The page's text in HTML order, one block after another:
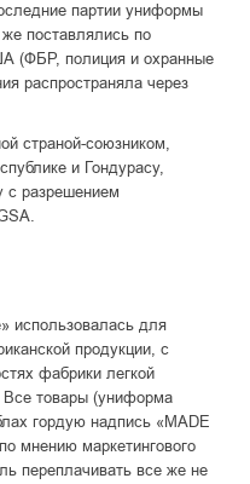
партии униформы
поставлялись по
(ФБР, полиция и охранные
распространяла через
страной-союзником,
и Гондурасу,
с разрешением
использовалась для
продукции, с
фабрики легкой
товары (униформа
гордую надпись «MADE
мнению маркетингового
переплачивать все же не